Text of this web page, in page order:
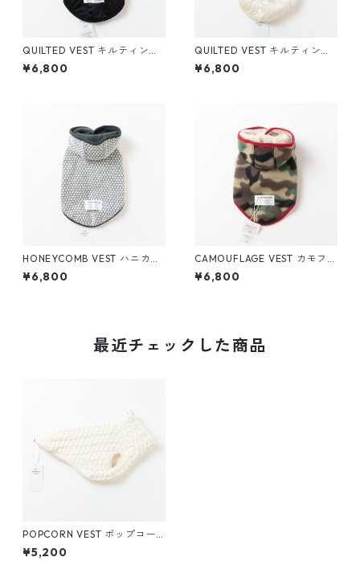
QUILTED VEST キルティング
ベスト (ブラック)
¥6,800
QUILTED VEST キルティング
ベスト (アイボリー)
¥6,800
HONEYCOMB VEST ハニカム
ベスト
¥6,800
CAMOUFLAGE VEST カモフラ
ベスト
¥6,800
最近チェックした商品
POPCORN VEST ポップコー
ンベスト (アイボリー)
¥5,200